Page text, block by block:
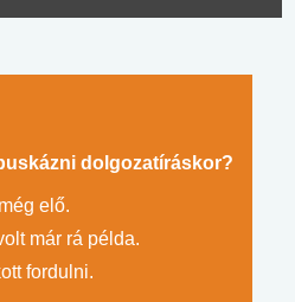
dolgozatíráskor?
elő.
már rá példa.
fordulni.